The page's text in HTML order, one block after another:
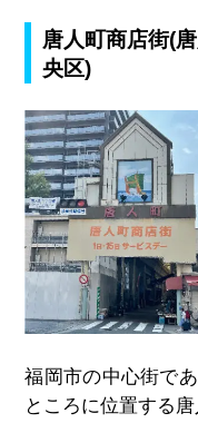
唐人町商店街(
央区)
福岡市の中心街で
ところに位置する唐